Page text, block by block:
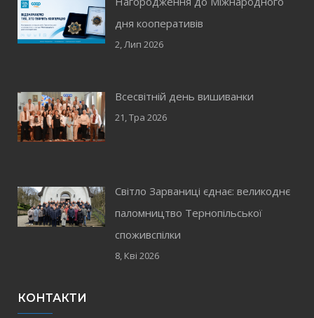
дня кооперативів
2, Лип 2026
Всесвітній день вишиванки
21, Тра 2026
Світло Зарваниці єднає: великоднє
паломництво Тернопільської
споживспілки
8, Кві 2026
КОНТАКТИ